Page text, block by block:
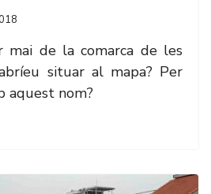
mai de la comarca de les
situar al mapa? Per
aquest nom?